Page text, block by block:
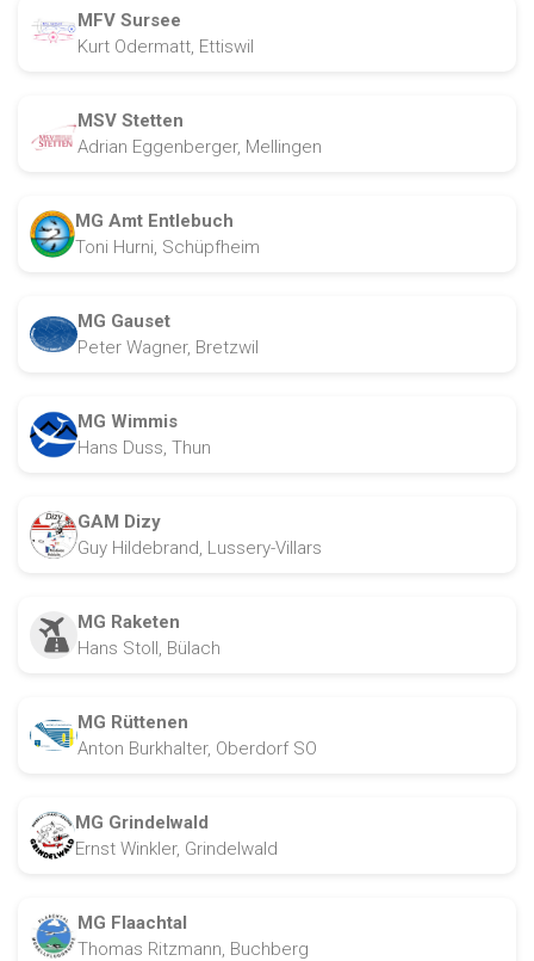
MFV Sursee
Kurt Odermatt, Ettiswil
MSV Stetten
Adrian Eggenberger, Mellingen
MG Amt Entlebuch
Toni Hurni, Schüpfheim
MG Gauset
Peter Wagner, Bretzwil
MG Wimmis
Hans Duss, Thun
GAM Dizy
Guy Hildebrand, Lussery-Villars
MG Raketen
Hans Stoll, Bülach
MG Rüttenen
Anton Burkhalter, Oberdorf SO
MG Grindelwald
Ernst Winkler, Grindelwald
MG Flaachtal
Thomas Ritzmann, Buchberg